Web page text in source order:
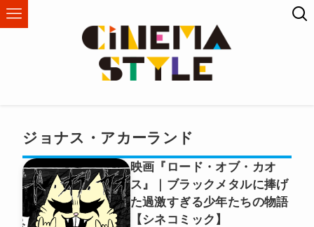
ジョナス・アカーランド
映画『ロード・オブ・カオ
ス』｜ブラックメタルに捧げ
た過激すぎる少年たちの物語
【シネコミック】